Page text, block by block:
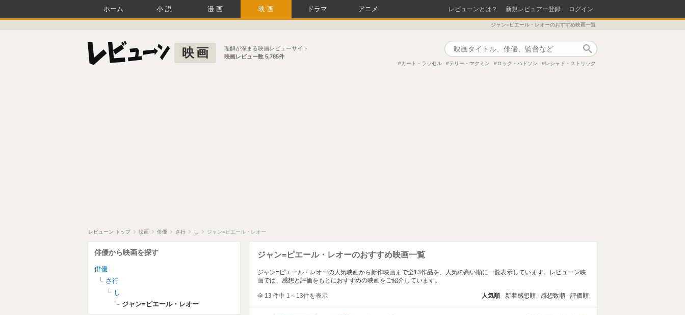
ホーム 小説 漫画 映画 ドラマ アニメ レビューンとは？ 新規レビュアー登録 ログイン
ジャン=ピエール・レオーのおすすめ映画一覧
映画
理解が深まる映画レビューサイト
映画レビュー数 5,785件
カート・ラッセル テリー・マクミン ロック・ハドソン レシャド・ストリック
レビューン トップ 映画 俳優 さ行 し ジャン=ピエール・レオー
ジャン=ピエール・レオーのおすすめ映画一覧
ジャン=ピエール・レオーの人気映画から新作映画まで全13作品を、人気の高い順に一覧表示しています。レビューン映
画では、感想と評価をもとにおすすめの映画をご紹介しています。
全 13件中 1～13件を表示 人気順 新着感想順 感想数順 評価順
俳優から映画を探す
俳優
さ行
し
ジャン=ピエール・レオー